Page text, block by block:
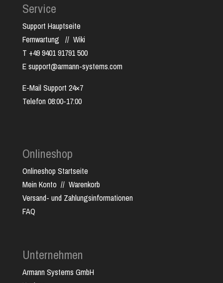
Service
Support Hauptseite
Fernwartung // Wiki
T +49 9401 91791 500
E support@armann-systems.com
E-Mail Support 24×7
Telefon 08:00-17:00
Onlineshop
Onlineshop Startseite
Mein Konto // Warenkorb
Versand- und Zahlungsinformationen
FAQ
Unternehmen
Armann Systems GmbH